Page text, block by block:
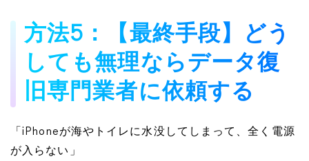
方法5：【最終手段】どう
しても無理ならデータ復
旧専門業者に依頼する
「iPhoneが海やトイレに水没してしまって、全く電源
が入らない」